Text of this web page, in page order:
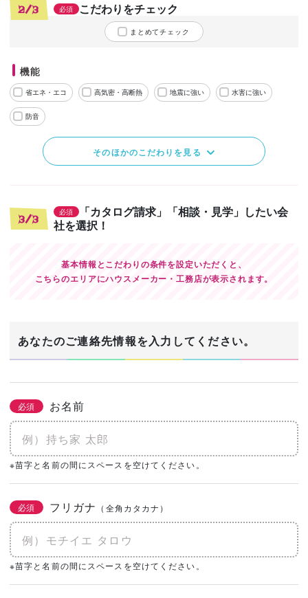
2/3 必須 こだわりをチェック
まとめてチェック
機能
省エネ・エコ 高気密・高断熱 地震に強い 水害に強い
防音
そのほかのこだわりを見る
3/3
必須
「カタログ請求」「相談・見学」したい会
社を選択！
基本情報とこだわりの条件を設定いただくと、
こちらのエリアにハウスメーカー・工務店が表示されます。
あなたのご連絡先情報を入力してください。
必須 お名前
※苗字と名前の間にスペースを空けてください。
必須 フリガナ （全角カタカナ）
※苗字と名前の間にスペースを空けてください。